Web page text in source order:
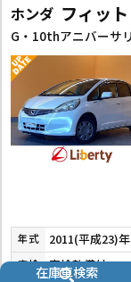
ホンダ フィット
年式 2011(平成23)年
車検 車検整備付
在庫車検索